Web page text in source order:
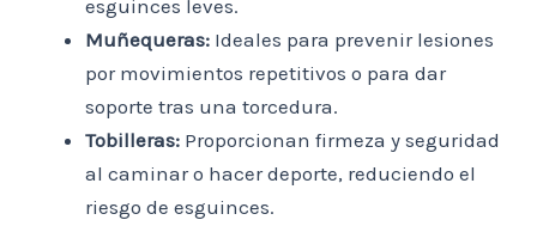
esguinces leves.
Muñequeras: Ideales para prevenir lesiones
por movimientos repetitivos o para dar
soporte tras una torcedura.
Tobilleras: Proporcionan firmeza y seguridad
al caminar o hacer deporte, reduciendo el
riesgo de esguinces.